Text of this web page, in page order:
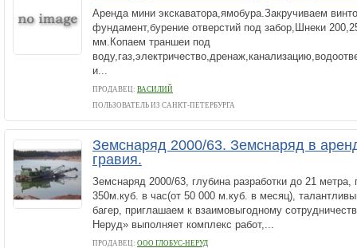
Аренда мини экскаватора,ямобура.Закручиваем
фундамент,бурение отверстий под забор,Шнеки
мм.Копаем траншеи под
и...
ПРОДАВЕЦ: ВАСИЛИЙ
ПОЛЬЗОВАТЕЛЬ ИЗ САНКТ-ПЕТЕРБУРГА
Земснаряд 2000/63. Земснаряд в
гравия.
Земснаряд 2000/63, глубина разработки до 21 метра,
350м.куб. в час(от 50 000 м.куб. в месяц),
багер, приглашаем к взаимовыгодному
Неруд» выполняет комплекс работ,...
ПРОДАВЕЦ: ООО ГЛОБУС-НЕРУД